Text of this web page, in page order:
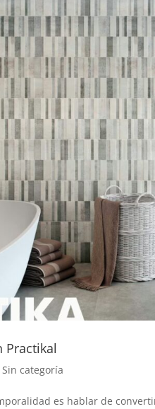
Practikal
Sin categoría
es hablar de